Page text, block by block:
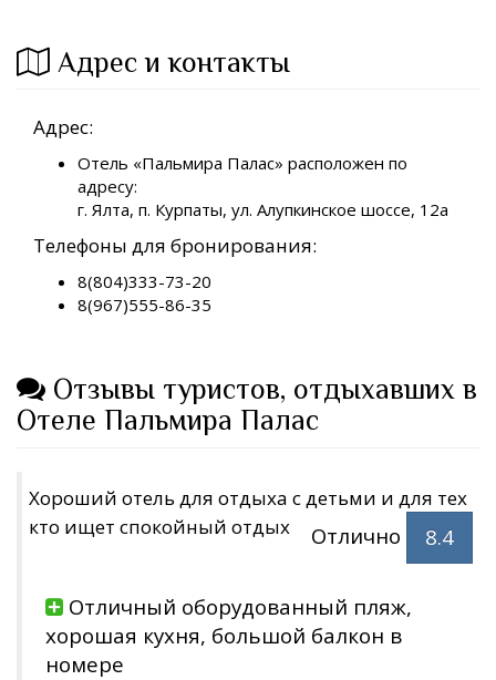
Адрес и контакты
Адрес:
Отель «Пальмира Палас» расположен по
адресу:
г. Ялта, п. Курпаты, ул. Алупкинское шоссе, 12а
Телефоны для бронирования:
8(804)333-73-20
8(967)555-86-35
Отзывы туристов, отдыхавших в
Отеле Пальмира Палас
Хороший отель для отдыха с детьми и для тех
кто ищет спокойный отдых
Отлично 8.4
Отличный оборудованный пляж,
хорошая кухня, большой балкон в
номере